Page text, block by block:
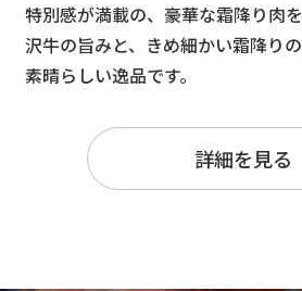
特別感が満載の、豪華な霜降り肉
沢牛の旨みと、きめ細かい霜降り
素晴らしい逸品です。
詳細を見る